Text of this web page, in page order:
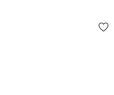
Як визначити розмір